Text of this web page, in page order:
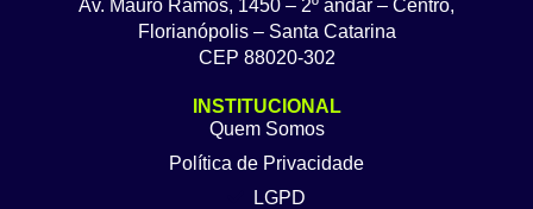
Av. Mauro Ramos, 1450 – 2º andar – Centro,
Florianópolis – Santa Catarina
CEP 88020-302
INSTITUCIONAL
Quem Somos
Política de Privacidade
LGPD